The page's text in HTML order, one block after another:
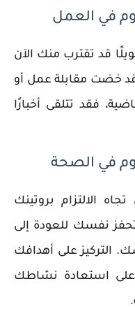
في العمل
قد تقترب منك الآن
خضت مقابلة عمل أو
فقد تتلقى أخبارًا
في الصحة
الالتزام بروتينك
نفسك للعودة إلى
التركيز على أهدافك
استعادة نشاطك